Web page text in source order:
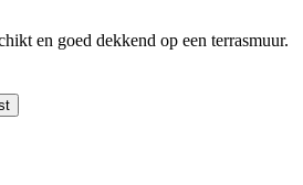
en goed dekkend op een terrasmuur.